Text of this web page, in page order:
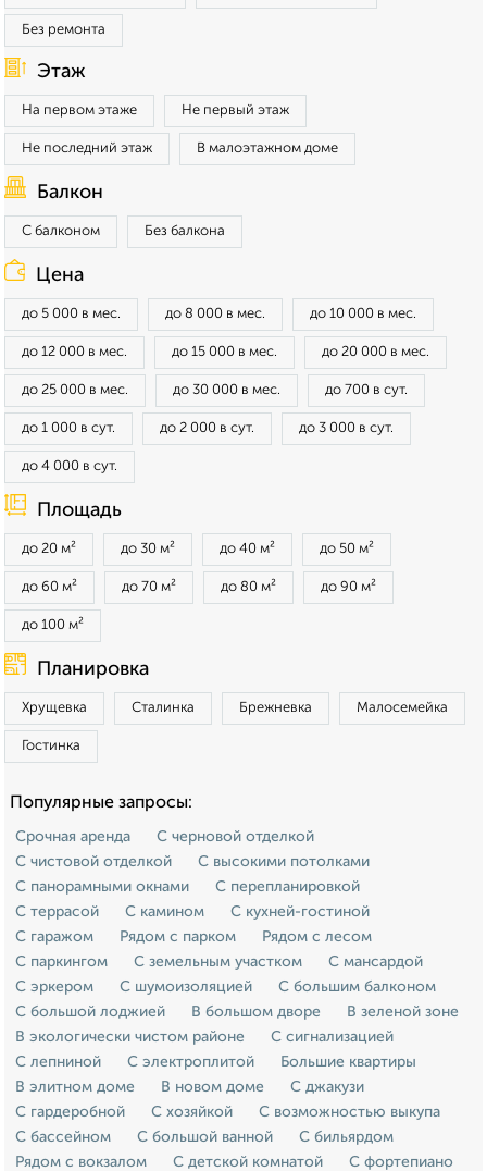
Без ремонта
Этаж
На первом этаже Не первый этаж
Не последний этаж В малоэтажном доме
Балкон
С балконом Без балкона
Цена
до 5 000 в мес. до 8 000 в мес. до 10 000 в мес.
до 12 000 в мес. до 15 000 в мес. до 20 000 в мес.
до 25 000 в мес. до 30 000 в мес. до 700 в сут.
до 1 000 в сут. до 2 000 в сут. до 3 000 в сут.
до 4 000 в сут.
Площадь
до 20 м² до 30 м² до 40 м² до 50 м²
до 60 м² до 70 м² до 80 м² до 90 м²
до 100 м²
Планировка
Хрущевка Сталинка Брежневка Малосемейка
Гостинка
Популярные запросы:
Срочная аренда
С черновой отделкой
С чистовой отделкой
С высокими потолками
С панорамными окнами
С перепланировкой
С террасой
С камином
С кухней-гостиной
С гаражом
Рядом с парком
Рядом с лесом
С паркингом
С земельным участком
С мансардой
С эркером
С шумоизоляцией
С большим балконом
С большой лоджией
В большом дворе
В зеленой зоне
В экологически чистом районе
С сигнализацией
С лепниной
С электроплитой
Большие квартиры
В элитном доме
В новом доме
С джакузи
С гардеробной
С хозяйкой
С возможностью выкупа
С бассейном
С большой ванной
С бильярдом
Рядом с вокзалом
С детской комнатой С фортепиано